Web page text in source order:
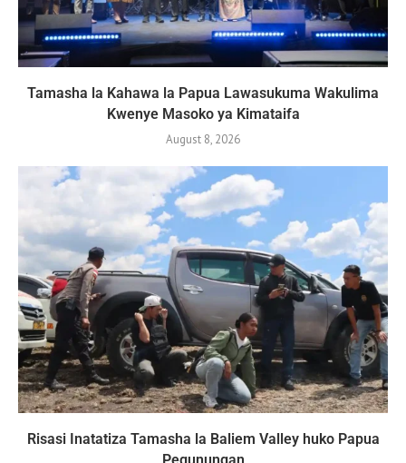
Tamasha la Kahawa la Papua Lawasukuma Wakulima
Kwenye Masoko ya Kimataifa
August 8, 2026
Risasi Inatatiza Tamasha la Baliem Valley huko Papua